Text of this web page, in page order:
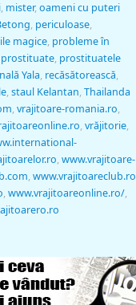
, mister,oameni cu puteri
, periculoase,
magice, probleme în
prostituate, prostituatele
Yala, recăsătorească,
,staul Kelantan,Thailanda
,vrajitoare-romania.ro,
,vrăjitorie,
,www.vrajitoare-
,www.vrajitoareclub.ro
,www.vrajitoareonline.ro/,